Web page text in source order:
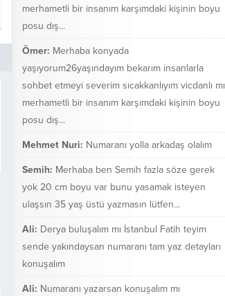
merhametli bir insanım karşımdaki kişinin boyu
posu dış...
Ömer: Merhaba konyada
yaşıyorum26yaşındayım bekarım insanlarla
sohbet etmeyi severim sıcakkanlıyım vicdanlı mı
merhametli bir insanım karşımdaki kişinin boyu
posu dış...
Mehmet Nuri: Numaranı yolla arkadaş olalım
Semih: Merhaba ben Semih fazla söze gerek
yok 20 cm boyu var bunu yasamak isteyen
ulaşsın 35 yaş üstü yazmasın lütfen...
Ali: Derya buluşalım mı İstanbul Fatih teyim
sende yakındaysan numaranı tam yaz detayları
konuşalım
Ali: Numaranı yazarsan konuşalım mı